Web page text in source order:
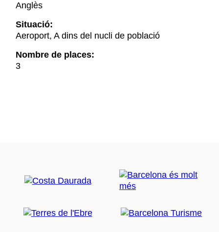
Anglès
Situació:
Aeroport, A dins del nucli de població
Nombre de places:
3